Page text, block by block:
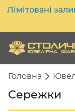
Лімітовані
Головна
Сережки